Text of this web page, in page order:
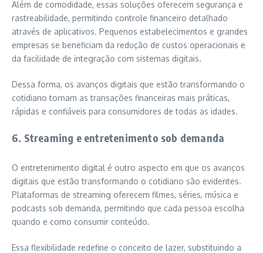
Além de comodidade, essas soluções oferecem segurança e
rastreabilidade, permitindo controle financeiro detalhado
através de aplicativos. Pequenos estabelecimentos e grandes
empresas se beneficiam da redução de custos operacionais e
da facilidade de integração com sistemas digitais.
Dessa forma, os avanços digitais que estão transformando o
cotidiano tornam as transações financeiras mais práticas,
rápidas e confiáveis para consumidores de todas as idades.
6. Streaming e entretenimento sob demanda
O entretenimento digital é outro aspecto em que os avanços
digitais que estão transformando o cotidiano são evidentes.
Plataformas de streaming oferecem filmes, séries, música e
podcasts sob demanda, permitindo que cada pessoa escolha
quando e como consumir conteúdo.
Essa flexibilidade redefine o conceito de lazer, substituindo a